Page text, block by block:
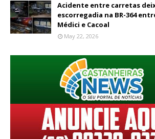
Acidente entre carretas
escorregadia na BR-364
Médici e Cacoal
May 22, 2026